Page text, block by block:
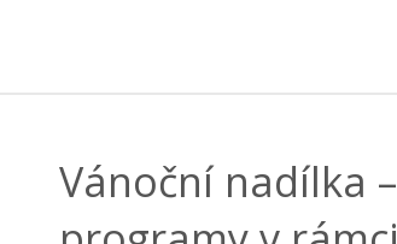
Vánoční nadílka